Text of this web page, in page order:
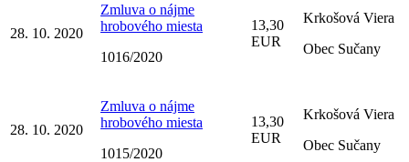
28. 10. 2020
Zmluva o nájme
hrobového miesta
1016/2020
13,30
EUR
Krkošová Viera
Obec Sučany
28. 10. 2020
Zmluva o nájme
hrobového miesta
1015/2020
13,30
EUR
Krkošová Viera
Obec Sučany